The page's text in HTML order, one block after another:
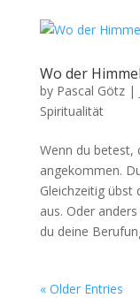
Wo der
by Pascal Götz|
Spiritualität
Wenn du betest,
angekom­men.
Gle­ichzeit­ig
aus. Oder
du deine
« Older Entries